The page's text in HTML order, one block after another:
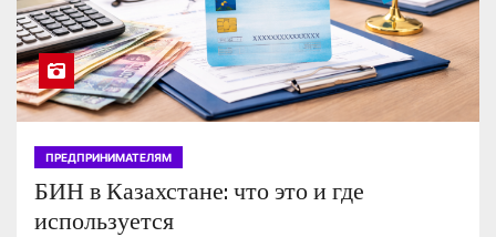
ПРЕДПРИНИМАТЕЛЯМ
БИН в Казахстане: что это и где
используется